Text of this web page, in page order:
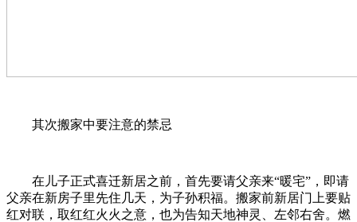
其次搬家中要注意的禁忌
在儿子正式喜迁新居之前，首先要请父亲来“暖宅”，即请
父亲在新房子里先住几天，为子孙积福。搬家前新居门上要贴
红对联，取红红火火之意，也为告知天地神灵、左邻右舍。燃